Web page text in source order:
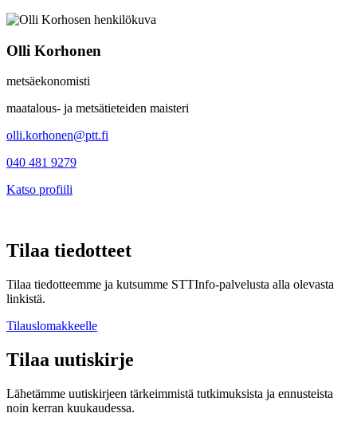
Olli Korhonen
metsäekonomisti
maatalous- ja metsätieteiden maisteri
olli.korhonen@ptt.fi
040 481 9279
Katso profiili
Tilaa tiedotteet
Tilaa tiedotteemme ja kutsumme STTInfo-palvelusta alla olevasta
linkistä.
Tilauslomakkeelle
Tilaa uutiskirje
Lähetämme uutiskirjeen tärkeimmistä tutkimuksista ja ennusteista
noin kerran kuukaudessa.